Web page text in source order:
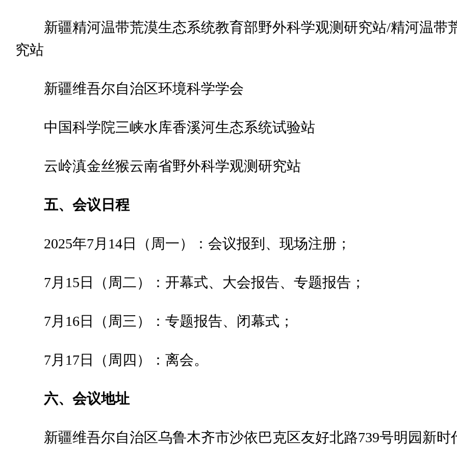
新疆精河温带荒漠生态系统教育部野外科学观测研究站/精河温带
究站
新疆维吾尔自治区环境科学学会
中国科学院三峡水库香溪河生态系统试验站
云岭滇金丝猴云南省野外科学观测研究站
五、会议日程
2025年7月14日（周一）：会议报到、现场注册；
7月15日（周二）：开幕式、大会报告、专题报告；
7月16日（周三）：专题报告、闭幕式；
7月17日（周四）：离会。
六、会议地址
新疆维吾尔自治区乌鲁木齐市沙依巴克区友好北路739号明园新时